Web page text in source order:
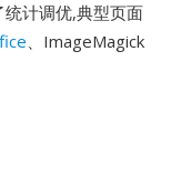
计调优,典型页面
、ImageMagick